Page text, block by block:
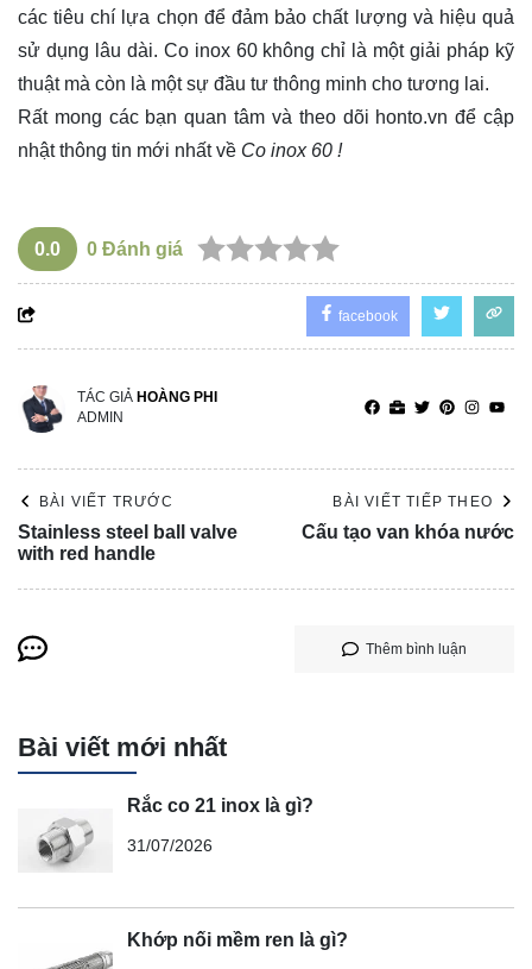
các tiêu chí lựa chọn để đảm bảo chất lượng và hiệu quả
sử dụng lâu dài. Co inox 60 không chỉ là một giải pháp kỹ
thuật mà còn là một sự đầu tư thông minh cho tương lai.
Rất mong các bạn quan tâm và theo dõi honto.vn để cập
nhật thông tin mới nhất về Co inox 60 !
0.0 0 Đánh giá
facebook
TÁC GIẢ HOÀNG PHI
ADMIN
BÀI VIẾT TRƯỚC
Stainless steel ball valve
with red handle
BÀI VIẾT TIẾP THEO
Cấu tạo van khóa nước
Thêm bình luận
Bài viết mới nhất
Rắc co 21 inox là gì?
31/07/2026
Khớp nối mềm ren là gì?